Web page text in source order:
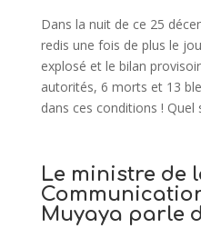
Dans la nuit de ce 25
redis une fois de plus le
explosé et le bilan
autorités, 6 morts et 13
dans ces conditions !
Le ministre de
Muyaya parle